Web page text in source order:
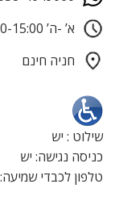
א’ -ה’ 9:00-15:00 (בקיץ עד 17:00) | ימי ו’ : 9:00-13:00
חניה חינם
שילוט : יש
כניסה נגישה: יש
טלפון לכבדי שמיעה:058-4049060